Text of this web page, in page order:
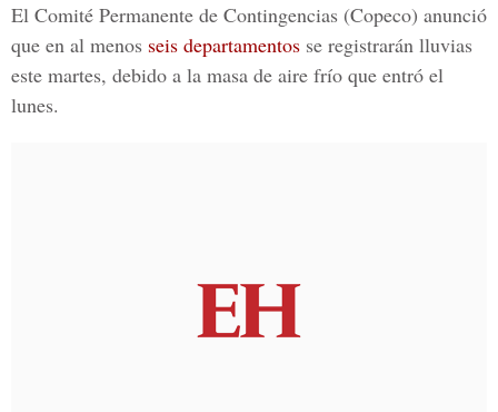
El Comité Permanente de Contingencias (Copeco) anunció
que en al menos seis departamentos se registrarán lluvias
este martes, debido a la masa de aire frío que entró el
lunes.